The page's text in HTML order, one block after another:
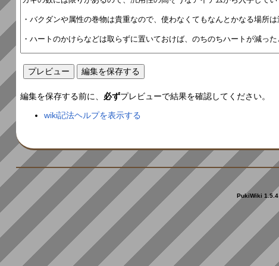
編集を保存する前に、 必ずプレビューで結果を確認してください。
wiki記法ヘルプを表示する
PukiWiki 1.5.4